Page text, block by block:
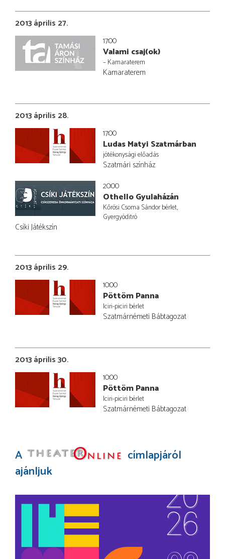
2013 április 27.
17:00
Valami csaj(ok)
– Kamaraterem
Kamaraterem
2013 április 28.
17:00
Ludas Matyi Szatmárban
jótékonysági előadás
Szatmári színház
20:00
Othello Gyulaházán
Kőrösi Csoma Sándor bérlet,
Gyergyóditró
Csíki Játékszín
2013 április 29.
10:00
Pöttöm Panna
Iciri-piciri bérlet
Szatmárnémeti Bábtagozat
2013 április 30.
10:00
Pöttöm Panna
Iciri-piciri bérlet
Szatmárnémeti Bábtagozat
A
címlapjáról
ajánljuk